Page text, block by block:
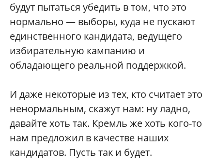
будут пытаться убедить в том, что это
нормально — выборы, куда не пускают
единственного кандидата, ведущего
избирательную кампанию и
обладающего реальной поддержкой.
И даже некоторые из тех, кто считает это
ненормальным, скажут нам: ну ладно,
давайте хоть так. Кремль же хоть кого-то
нам предложил в качестве наших
кандидатов. Пусть так и будет.